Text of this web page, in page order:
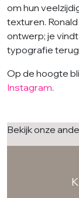
om hun
texturen.
ontwerp; je
typografie terug
Op de hoogte
Instagram.
Bekijk onze